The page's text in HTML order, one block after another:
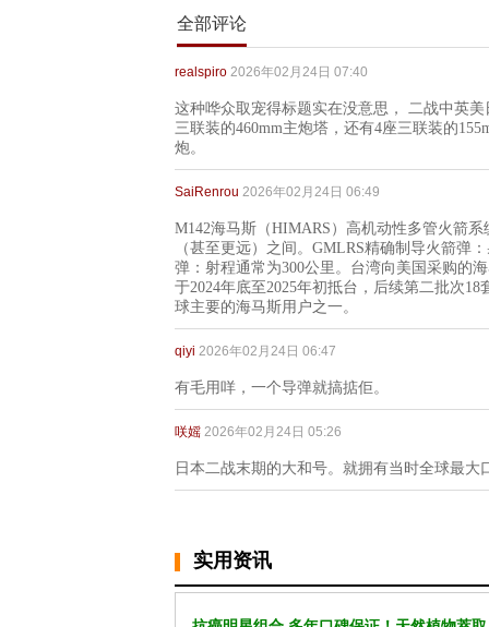
全部评论
realspiro 2026年02月24日 07:40
这种哗众取宠得标题实在没意思， 二战中英
三联装的460mm主炮塔，还有4座三联装的
炮。
SaiRenrou 2026年02月24日 06:49
M142海马斯（HIMARS）高机动性多管火箭
（甚至更远）之间。GMLRS精确制导火箭弹
弹：射程通常为300公里。台湾向美国采购的
于2024年底至2025年初抵台，后续第二批次
球主要的海马斯用户之一。
qiyi 2026年02月24日 06:47
有毛用咩，一个导弹就搞掂佢。
咲媱 2026年02月24日 05:26
日本二战末期的大和号。就拥有当时全球最
实用资讯